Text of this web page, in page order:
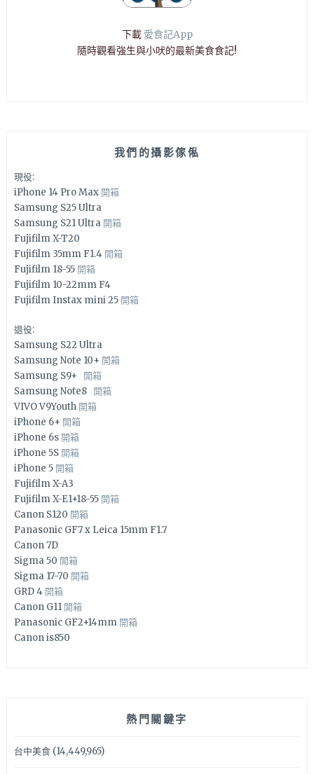
下載 愛食記App
隨時觀看強生與小吠的最新美食食記!
我們的攝影傢俬
現役:
iPhone 14 Pro Max 開箱
Samsung S25 Ultra
Samsung S21 Ultra 開箱
Fujifilm X-T20
Fujifilm 35mm F1.4 開箱
Fujifilm 18-55 開箱
Fujifilm 10-22mm F4
Fujifilm Instax mini 25 開箱
退役:
Samsung S22 Ultra
Samsung Note 10+ 開箱
Samsung S9+ 開箱
Samsung Note8 開箱
VIVO V9Youth 開箱
iPhone 6+ 開箱
iPhone 6s 開箱
iPhone 5S 開箱
iPhone 5 開箱
Fujifilm X-A3
Fujifilm X-E1+18-55 開箱
Canon S120 開箱
Panasonic GF7 x Leica 15mm F1.7
Canon 7D
Sigma 50 開箱
Sigma 17-70 開箱
GRD 4 開箱
Canon G11 開箱
Panasonic GF2+14mm 開箱
Canon is850
熱門關鍵字
台中美食(14,449,965)